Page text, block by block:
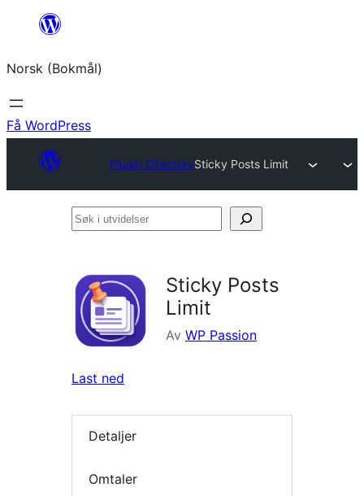
Hopp
innhold
Norsk (Bokmål)
Få WordPress
Plugin DirectorySticky Posts Limit
Søk
Sticky Posts
Limit
Av WP Passion
Last ned
Detaljer
Omtaler